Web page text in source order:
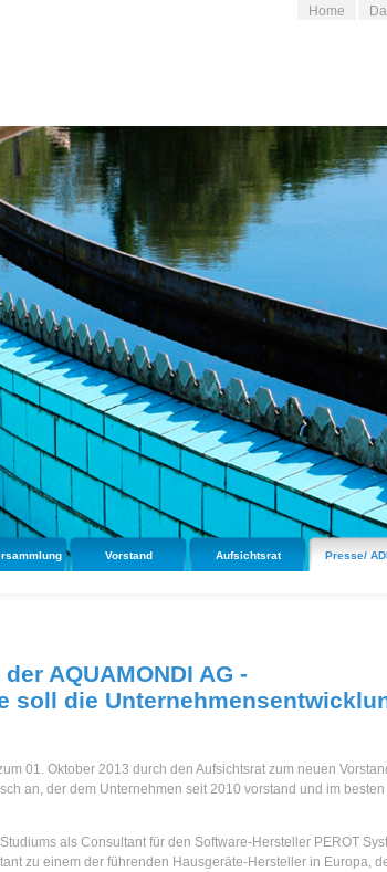
Home
Vorstand Aufsichtsrat Presse/
AQUAMONDI AG -
soll die
01. Oktober 2013 durch den Aufsichtsrat zum neuen
an, der dem Unternehmen seit 2010 vorstand und im
als Consultant für den Software-Hersteller PEROT
zu einem der führenden Hausgeräte-Hersteller in Europa,